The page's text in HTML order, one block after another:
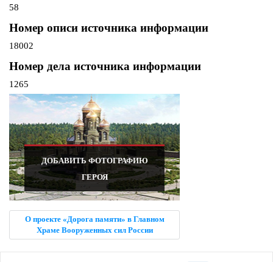
58
Номер описи источника информации
18002
Номер дела источника информации
1265
ДОБАВИТЬ ФОТОГРАФИЮ
ГЕРОЯ
О проекте «Дорога памяти» в Главном
Храме Вооруженных сил России